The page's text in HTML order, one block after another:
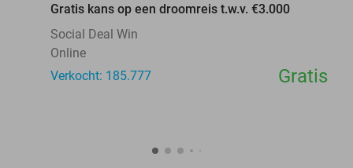
Gratis kans op een droomreis t.w.v. €3.000
Social Deal Win
Online
Verkocht: 185.777
Gratis